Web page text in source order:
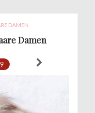
DAMEN
Damen